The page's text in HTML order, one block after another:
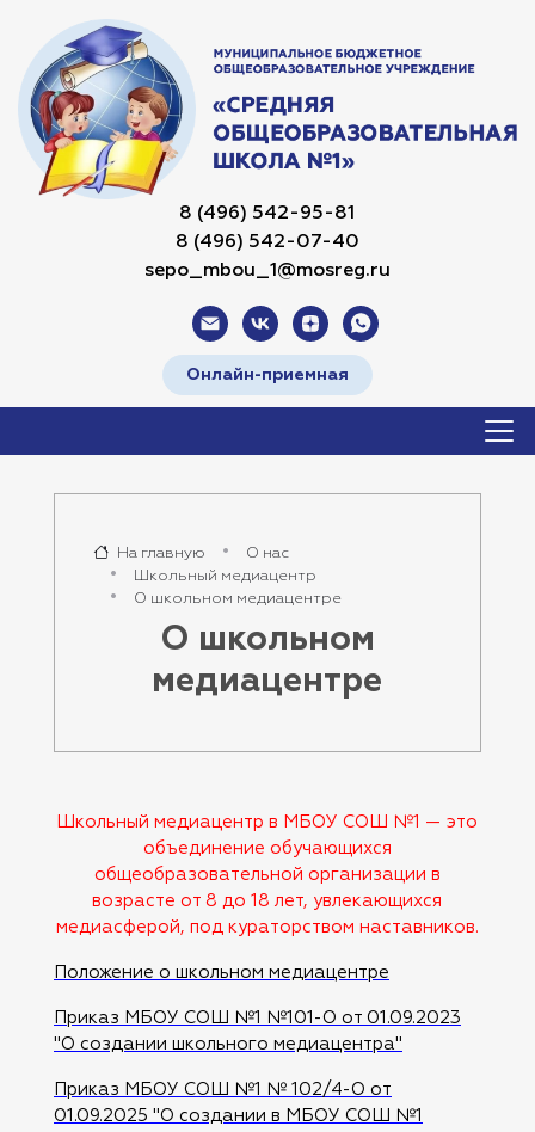
8 (496) 542-95-81
8 (496) 542-07-40
sepo_mbou_1@mosreg.ru
Онлайн-приемная
На главную
О нас
Школьный медиацентр
О школьном медиацентре
О школьном
медиацентре
Школьный медиацентр в МБОУ СОШ №1 — это
объединение обучающихся
общеобразовательной организации в
возрасте от 8 до 18 лет, увлекающихся
медиасферой, под кураторством наставников.
Положение о школьном медиацентре
Приказ МБОУ СОШ №1 №101-О от 01.09.2023
"О создании школьного медиацентра"
Приказ МБОУ СОШ №1 № 102/4-О от
01.09.2025 "О создании в МБОУ СОШ №1